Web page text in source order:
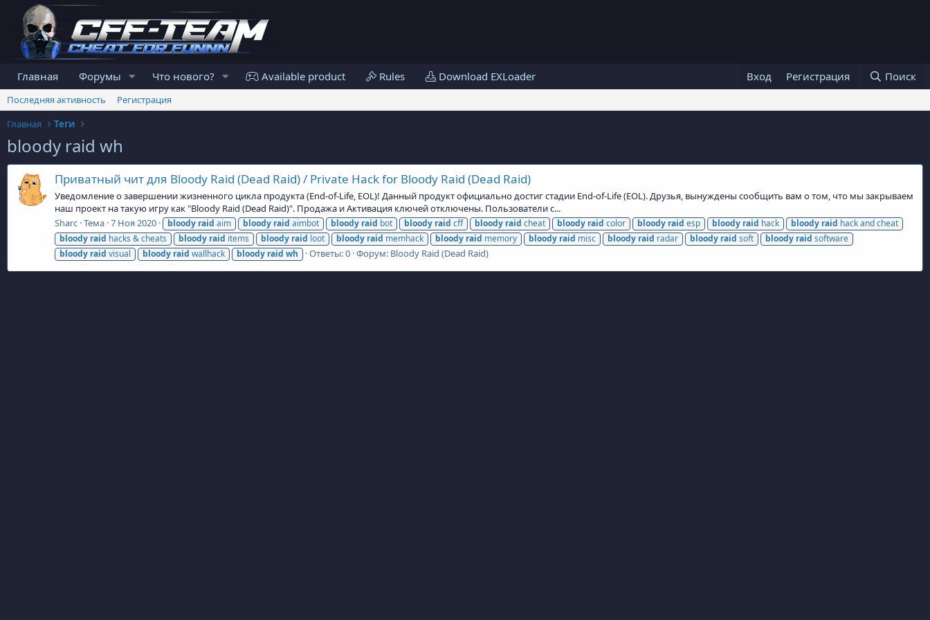
Главная Форумы Что нового? Available product Rules Download EXLoader Вход Регистрация Поиск
Последняя активность
Регистрация
Главная
Теги
bloody raid wh
Приватный чит для Bloody Raid (Dead Raid) / Private Hack for Bloody Raid (Dead Raid)
Уведомление о завершении жизненного цикла продукта (End-of-Life, EOL)! Данный продукт официально достиг стадии End-of-Life (EOL). Друзья, вынуждены сообщить вам о том, что мы закрываем
наш проект на такую игру как "Bloody Raid (Dead Raid)". Продажа и Активация ключей отключены. Пользователи с...
Sharc Тема 7 Ноя 2020 bloody raid aim bloody raid aimbot bloody raid bot bloody raid cff bloody raid cheat bloody raid color bloody raid esp bloody raid hack bloody raid hack and cheat
bloody raid hacks & cheats bloody raid items bloody raid loot bloody raid memhack bloody raid memory bloody raid misc bloody raid radar bloody raid soft bloody raid software
bloody raid visual bloody raid wallhack bloody raid wh Ответы: 0 Форум: Bloody Raid (Dead Raid)